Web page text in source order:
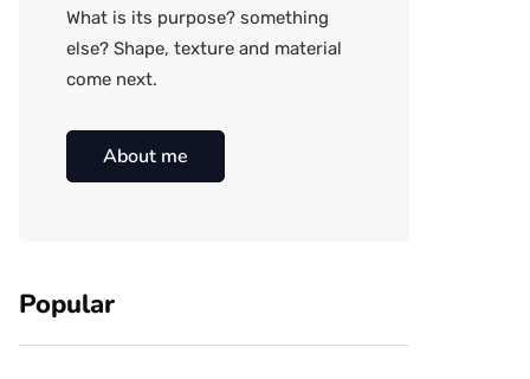
What is its purpose? something
else? Shape, texture and material
come next.
About me
Popular